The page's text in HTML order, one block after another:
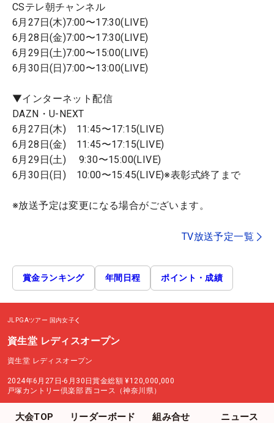
CSテレ朝チャンネル
6月27日(木)7:00〜17:30(LIVE)
6月28日(金)7:00〜17:30(LIVE)
6月29日(土)7:00〜15:00(LIVE)
6月30日(日)7:00〜13:00(LIVE)
▼インターネット配信
DAZN・U-NEXT
6月27日(木) 11:45〜17:15(LIVE)
6月28日(金) 11:45〜17:15(LIVE)
6月29日(土) 9:30〜15:00(LIVE)
6月30日(日) 10:00〜15:45(LIVE)※表彰式終了まで
※放送予定は変更になる場合がございます。
TV放送予定一覧
賞金ランキング 年間日程 ポイント・成績
JLPGAツアー 国内女子
資生堂 レディスオープン
資生堂 レディスオープン
2024年6月27日-6月30日賞金総額 ¥120,000,000
戸塚カントリー倶楽部 西コース（神奈川県）
大会TOP リーダーボード 組み合せ ニュース